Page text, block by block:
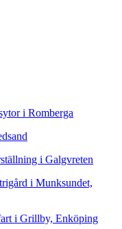
i Romberga
i Galgvreten
i Munksundet,
i Grillby, Enköping